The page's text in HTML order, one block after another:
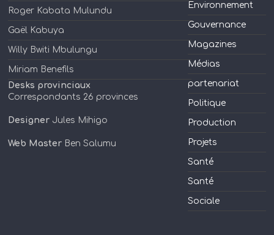
Roger Kabata Mulundu
Gaël Kabuya
Willy Bwiti Mbulungu
Miriam Benefils
Desks provinciaux
Correspondants 26 provinces
Designer Jules Mihigo
Web Master Ben Salumu
Environnement
Gouvernance
Magazines
Médias
partenariat
Politique
Production
Projets
Santé
Santé
Sociale